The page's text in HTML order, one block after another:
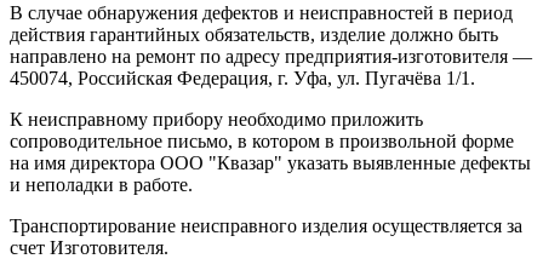
В случае обнаружения дефектов и неисправностей в период
действия гарантийных обязательств, изделие должно быть
направлено на ремонт по адресу предприятия-изготовителя —
450074, Российская Федерация, г. Уфа, ул. Пугачёва 1/1.
К неисправному прибору необходимо приложить
сопроводительное письмо, в котором в произвольной форме
на имя директора ООО "Квазар" указать выявленные дефекты
и неполадки в работе.
Транспортирование неисправного изделия осуществляется за
счет Изготовителя.